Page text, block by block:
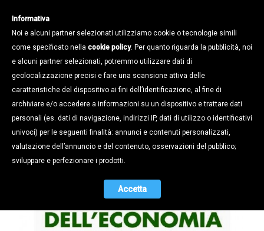
Giornata dell’Economia: con 52 Start
Up Padova “regina” dell’innovazione
in Veneto
09.06.2014
Informativa
Noi e alcuni partner selezionati utilizziamo cookie o tecnologie simili
come specificato nella cookie policy. Per quanto riguarda la pubblicità, noi
e alcuni partner selezionati, potremmo utilizzare dati di
geolocalizzazione precisi e fare una scansione attiva delle
caratteristiche del dispositivo ai fini dell’identificazione, al fine di
archiviare e/o accedere a informazioni su un dispositivo e trattare dati
personali (es. dati di navigazione, indirizzi IP, dati di utilizzo o identificativi
univoci) per le seguenti finalità: annunci e contenuti personalizzati,
valutazione dell’annuncio e del contenuto, osservazioni del pubblico;
sviluppare e perfezionare i prodotti.
Accetta